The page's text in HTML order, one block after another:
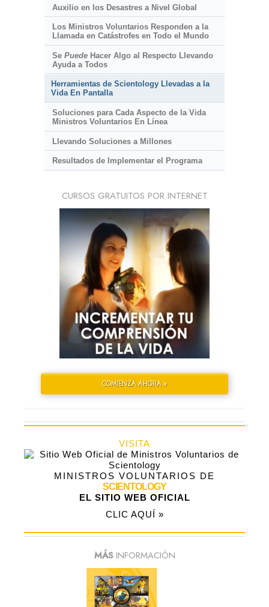
Auxilio en los Desastres a Nivel Global
Los Ministros Voluntarios Responden a la
Llamada en Catástrofes en Todo el Mundo
Se PuedeHacer Algo al Respecto Llevando
Ayuda a Todos
Herramientas de Scientology Llevadas a la
Vida En Pantalla
Soluciones para Cada Aspecto de la Vida
Ministros Voluntarios En Línea
Llevando Soluciones a Millones
Resultados de Implementar el Programa
CURSOS GRATUITOS POR INTERNET
COMIENZA AHORA »
VISITA
MINISTROS VOLUNTARIOS DE
SCIENTOLOGY
EL SITIO WEB OFICIAL
CLIC AQUÍ »
MÁSINFORMACIÓN